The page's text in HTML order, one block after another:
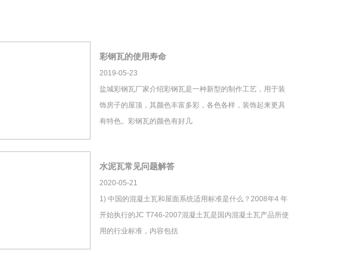
彩钢瓦的使用寿命
2019-05-23
盐城彩钢瓦厂家介绍彩钢瓦是一种新型的制作工艺，用于装
饰房子的屋顶，其颜色丰富多彩，各色各样，装饰起来更具
有特色。彩钢瓦的颜色有好几
水泥瓦常见问题解答
2020-05-21
1) 中国的混凝土瓦和屋面系统适用标准是什么？2008年4 年
开始执行的JC T746-2007混凝土瓦是国内混凝土瓦产品所使
用的行业标准，内容包括